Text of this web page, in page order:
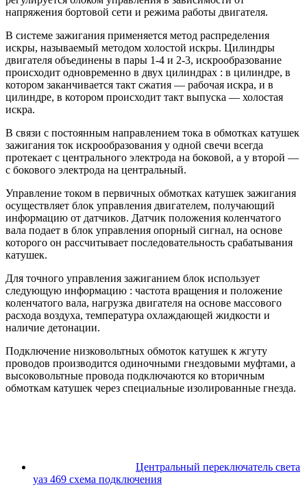
напряжения бортовой сети и режима работы двигателя.
В системе зажигания применяется метод распределения
искры, называемый методом холостой искры. Цилиндры
двигателя объединены в пары 1-4 и 2-3, искрообразование
происходит одновременно в двух цилиндрах : в цилиндре, в
котором заканчивается такт сжатия — рабочая искра, и в
цилиндре, в котором происходит такт выпуска — холостая
искра.
В связи с постоянным направлением тока в обмотках катушек
зажигания ток искрообразования у одной свечи всегда
протекает с центрального электрода на боковой, а у второй —
с бокового электрода на центральный.
Управление током в первичных обмотках катушек зажигания
осуществляет блок управления двигателем, получающий
информацию от датчиков. Датчик положения коленчатого
вала подает в блок управления опорный сигнал, на основе
которого он рассчитывает последовательность срабатывания
катушек.
Для точного управления зажиганием блок использует
следующую информацию : частота вращения и положение
коленчатого вала, нагрузка двигателя на основе массового
расхода воздуха, температура охлаждающей жидкости и
наличие детонации.
Подключение низковольтных обмоток катушек к жгуту
проводов производится одиночными гнездовыми муфтами, а
высоковольтные провода подключаются ко вторичным
обмоткам катушек через специальные изолированные гнезда.
Центральный переключатель света
уаз 469 схема подключения